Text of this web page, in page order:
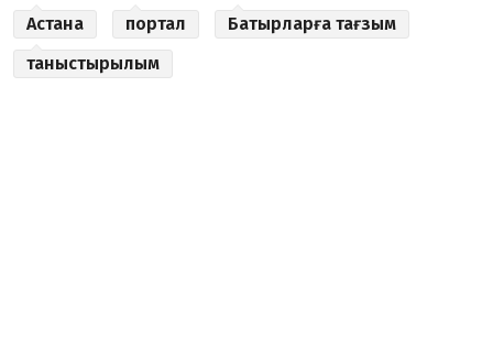
Астана портал
Батырларға тағзым
таныстырылым